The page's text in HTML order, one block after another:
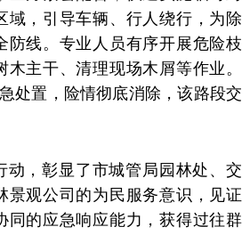
域，引导车辆、行人绕行，为除
防线。专业人员有序开展危险枝
主干、清理现场木屑等作业。
处置，险情彻底消除，该路段交
动，彰显了市城管局园林处、交
景观公司的为民服务意识，见证
同的应急响应能力，获得过往群